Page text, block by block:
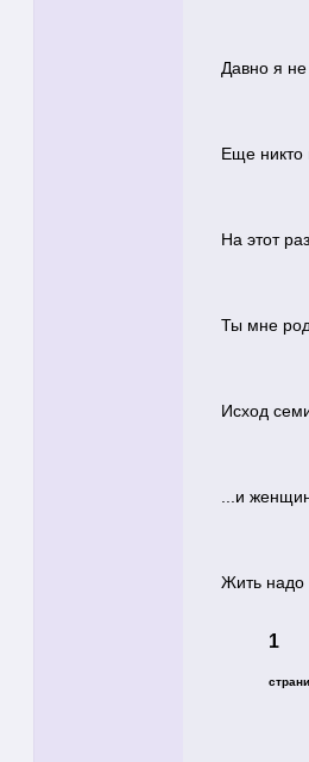
Давно я
Еще никто
На этот
Ты мне
Исход
...и
Жить надо
1